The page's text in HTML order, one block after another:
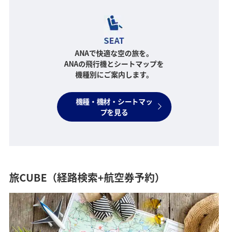
ANAで快適な空の旅を。
ANAの飛行機とシートマップを
機種別にご案内します。
機種・機材・シートマッ
プを見る
旅CUBE（経路検索+航空券予約）